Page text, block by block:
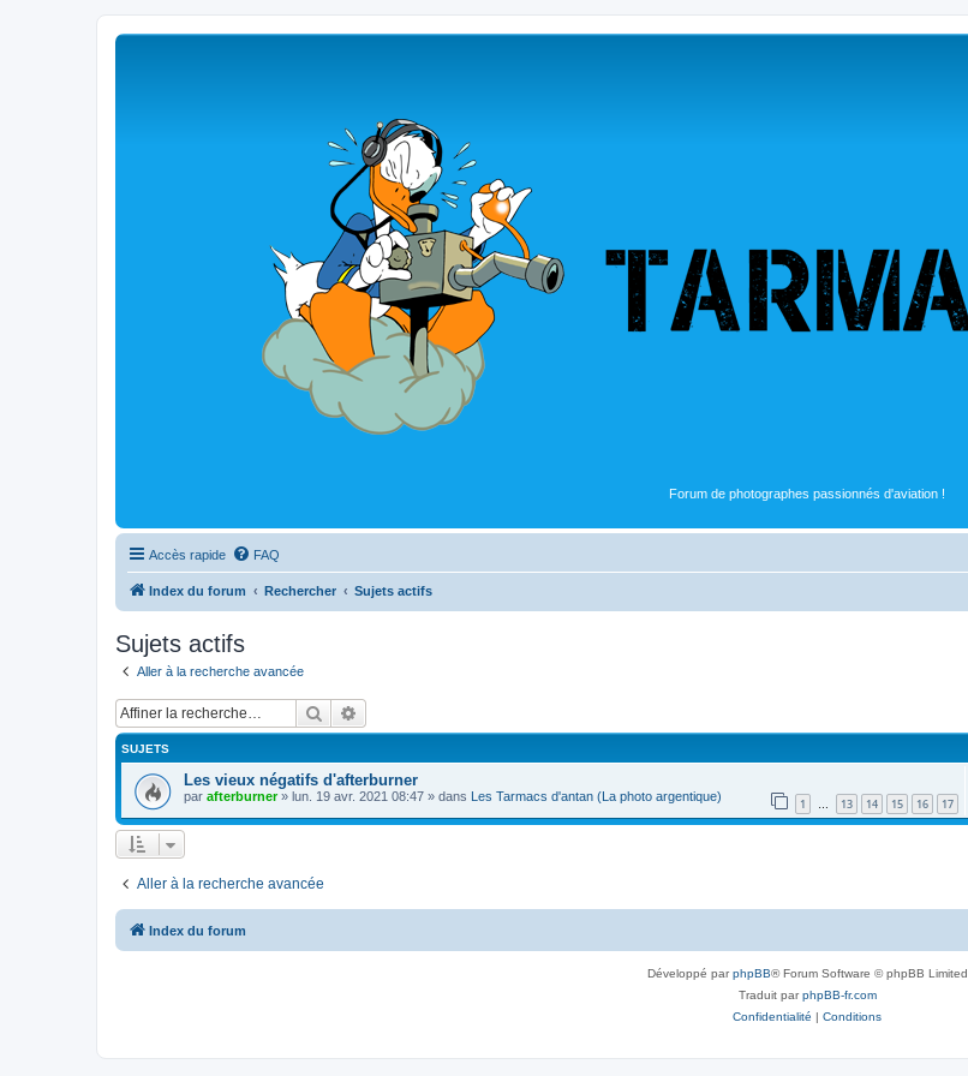
Forum de photographes passionnés d'aviation !
Accès rapide FAQ
Index du forum Rechercher Sujets actifs
Sujets actifs
Aller à la recherche avancée
Rechercher
SUJETS
Les vieux négatifs d'afterburner
par afterburner» lun. 19 avr. 2021 08:47 » dans Les Tarmacs d'antan (La photo argentique) 1 … 13 14 15 16 17
Aller à la recherche avancée
Index du forum
Développé parphpBB® Forum Software © phpBB Limited
Traduit parphpBB-fr.com
Confidentialité | Conditions